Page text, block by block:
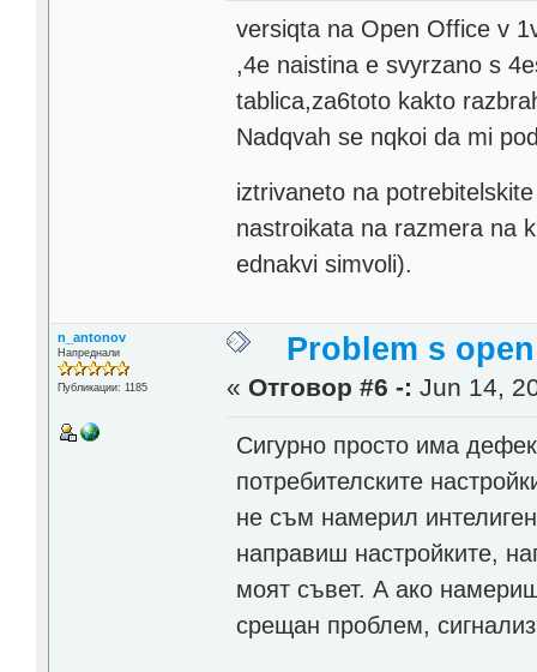
versiqta na Open Office v
,4e naistina e svyrzano s
tablica,za6toto kakto
Nadqvah se nqkoi da mi
iztrivaneto na
nastroikata na razmera na
ednakvi simvoli).
n_antonov
Напреднали
Публикации: 1185
Problem s
« Отговор #6 -: Jun 14,
Сигурно просто има
потребителските
не съм намерил
направиш настройките,
моят съвет. А ако
срещан проблем,